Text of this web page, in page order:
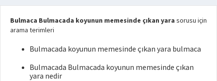
Bulmaca Bulmacada koyunun memesinde çıkan yara sorusu için
arama terimleri
Bulmacada koyunun memesinde çıkan yara bulmaca
Bulmacada Bulmacada koyunun memesinde çıkan
yara nedir